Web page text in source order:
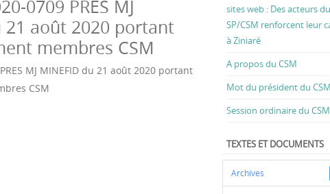
0709 PRES MJ
21 août 2020 portant
membres CSM
MJ MINEFID du 21 août 2020 portant
CSM
sites web : Des acteurs du
SP/CSM renforcent leur
à Ziniaré
A propos du CSM
Mot du président du CSM
Session ordinaire du CSM
TEXTES ET DOCUMENTS
Archives